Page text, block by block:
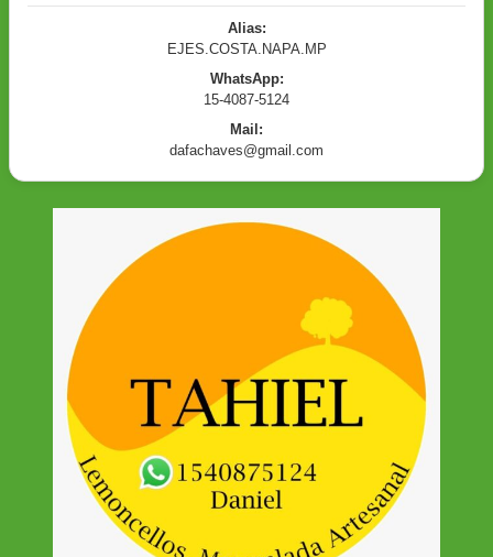
Alias:
EJES.COSTA.NAPA.MP
WhatsApp:
15-4087-5124
Mail:
dafachaves@gmail.com